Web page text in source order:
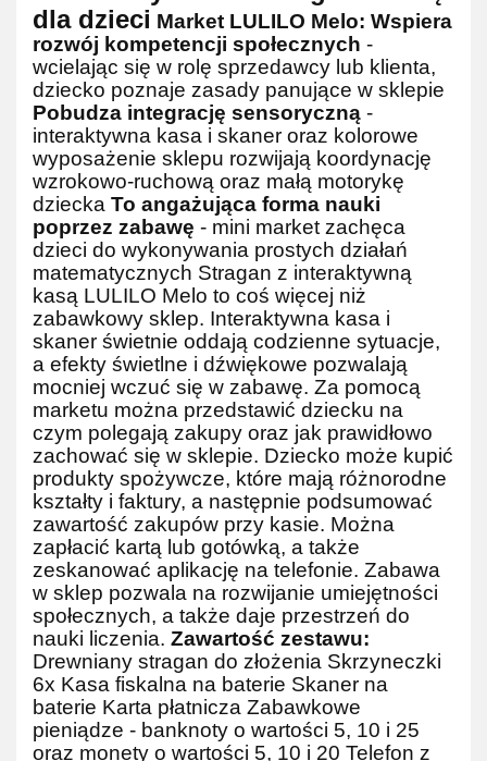
dla dzieci Market LULILO Melo: Wspiera
rozwój kompetencji społecznych -
wcielając się w rolę sprzedawcy lub klienta,
dziecko poznaje zasady panujące w sklepie
Pobudza integrację sensoryczną -
interaktywna kasa i skaner oraz kolorowe
wyposażenie sklepu rozwijają koordynację
wzrokowo-ruchową oraz małą motorykę
dziecka To angażująca forma nauki
poprzez zabawę - mini market zachęca
dzieci do wykonywania prostych działań
matematycznych Stragan z interaktywną
kasą LULILO Melo to coś więcej niż
zabawkowy sklep. Interaktywna kasa i
skaner świetnie oddają codzienne sytuacje,
a efekty świetlne i dźwiękowe pozwalają
mocniej wczuć się w zabawę. Za pomocą
marketu można przedstawić dziecku na
czym polegają zakupy oraz jak prawidłowo
zachować się w sklepie. Dziecko może kupić
produkty spożywcze, które mają różnorodne
kształty i faktury, a następnie podsumować
zawartość zakupów przy kasie. Można
zapłacić kartą lub gotówką, a także
zeskanować aplikację na telefonie. Zabawa
w sklep pozwala na rozwijanie umiejętności
społecznych, a także daje przestrzeń do
nauki liczenia. Zawartość zestawu:
Drewniany stragan do złożenia Skrzyneczki
6x Kasa fiskalna na baterie Skaner na
baterie Karta płatnicza Zabawkowe
pieniądze - banknoty o wartości 5, 10 i 25
oraz monety o wartości 5, 10 i 20 Telefon z